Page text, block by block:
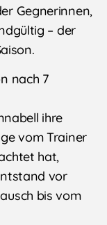
Gegnerinnen,
– der
nach 7
ihre
vom Trainer
hat,
vor
bis vom